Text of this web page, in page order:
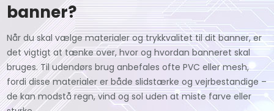
banner?
Når du skal vælge materialer og trykkvalitet til dit banner, er
det vigtigt at tænke over, hvor og hvordan banneret skal
bruges. Til udendørs brug anbefales ofte PVC eller mesh,
fordi disse materialer er både slidstærke og vejrbestandige –
de kan modstå regn, vind og sol uden at miste farve eller